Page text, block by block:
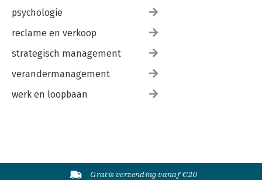
psychologie
reclame en verkoop
strategisch management
verandermanagement
werk en loopbaan
Gratis verzending vanaf €20